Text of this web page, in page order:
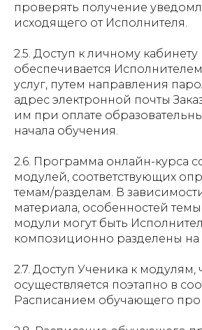
проверять получение
исходящего от Исполнителя.
2.5. Доступ к личному
обеспечивается
услуг, путем направления
адрес электронной почты
им при оплате
начала обучения.
2.6. Программа онлайн-курса
модулей, соответствующих
темам/разделам. В
материала, особенностей
модули могут быть
композиционно разделены на
2.7. Доступ Ученика к модулям,
осуществляется поэтапно в
Расписанием обучающего